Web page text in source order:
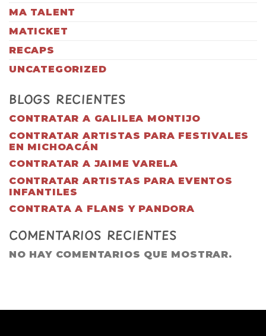
MA TALENT
MATICKET
RECAPS
UNCATEGORIZED
BLOGS RECIENTES
CONTRATAR A GALILEA MONTIJO
CONTRATAR ARTISTAS PARA FESTIVALES
EN MICHOACÁN
CONTRATAR A JAIME VARELA
CONTRATAR ARTISTAS PARA EVENTOS
INFANTILES
CONTRATA A FLANS Y PANDORA
COMENTARIOS RECIENTES
NO HAY COMENTARIOS QUE MOSTRAR.